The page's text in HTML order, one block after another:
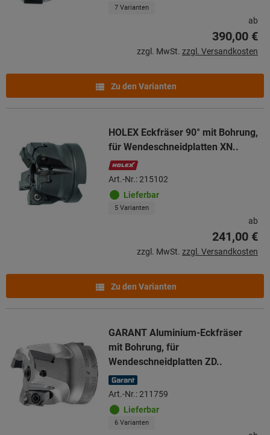
7 Varianten
ab
390,00 €
zzgl. MwSt. zzgl. Versandkosten
Zu den Varianten
HOLEX Eckfräser 90° mit Bohrung,
für Wendeschneidplatten XN..
Art.-Nr.: 215102
Lieferbar
5 Varianten
ab
241,00 €
zzgl. MwSt. zzgl. Versandkosten
Zu den Varianten
GARANT Aluminium-Eckfräser
mit Bohrung, für
Wendeschneidplatten ZD..
Art.-Nr.: 211759
Lieferbar
6 Varianten